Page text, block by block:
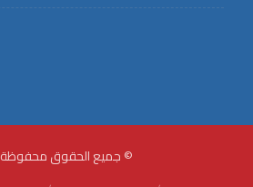
© جميع الحقوق محفوظة 2026.